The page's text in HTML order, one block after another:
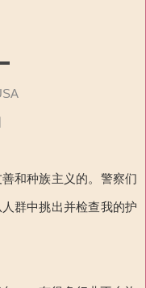
和种族主义的。警察们
群中挑出并检查我的护